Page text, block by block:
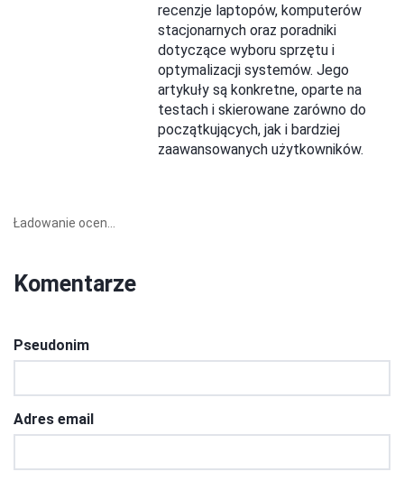
recenzje laptopów, komputerów
stacjonarnych oraz poradniki
dotyczące wyboru sprzętu i
optymalizacji systemów. Jego
artykuły są konkretne, oparte na
testach i skierowane zarówno do
początkujących, jak i bardziej
zaawansowanych użytkowników.
Ładowanie ocen...
Komentarze
Pseudonim
Adres email